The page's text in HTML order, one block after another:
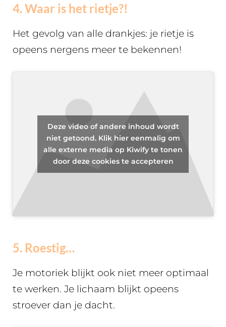
4. Waar is het rietje?!
Het gevolg van alle drankjes: je rietje is
opeens nergens meer te bekennen!
Deze video of andere inhoud wordt
niet getoond. Klik hier eenmalig om
alle externe media op Kiwify te tonen
door deze cookies te accepteren
5. Roestig…
Je motoriek blijkt ook niet meer optimaal
te werken. Je lichaam blijkt opeens
stroever dan je dacht.